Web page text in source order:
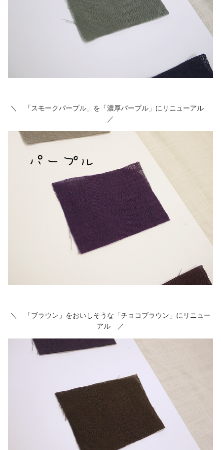
＼ 「スモークパープル」を「濃厚パープル」にリニューアル
／
＼ 「ブラウン」をおいしそうな「チョコブラウン」にリニュー
アル ／